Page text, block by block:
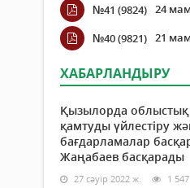
№41 (9824) 24
№40 (9821) 21
ХАБАРЛАНДЫРУ
Қызылорда
қамтуды үйлестіру
бағдарламалар
Жаңабаев басқарады
27 сәуір 2022 ж. 1 547